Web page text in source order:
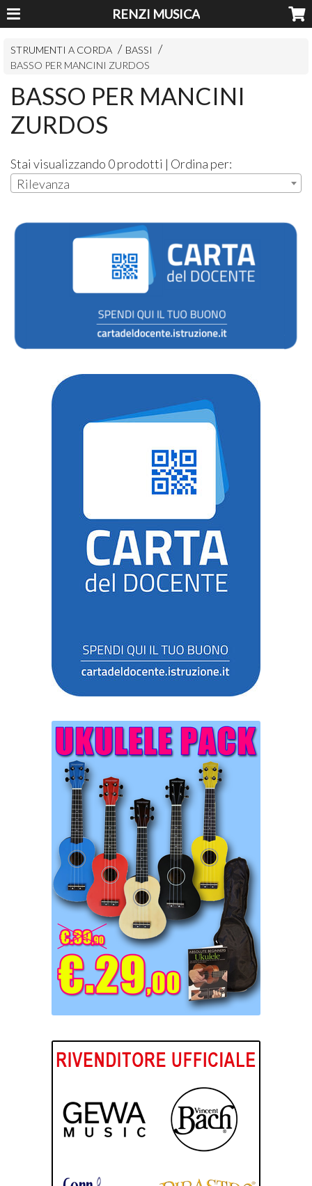
RENZI MUSICA
STRUMENTI A CORDA
BASSI
BASSO PER MANCINI ZURDOS
BASSO PER MANCINI
ZURDOS
Stai visualizzando 0 prodotti | Ordina per:
Rilevanza